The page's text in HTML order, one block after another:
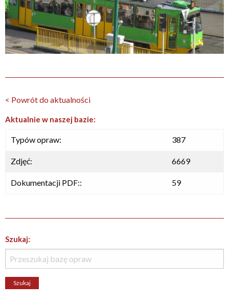
< Powrót do aktualności
Aktualnie w naszej bazie:
Typów opraw: 387
Zdjęć: 6669
Dokumentacji PDF:: 59
Szukaj: